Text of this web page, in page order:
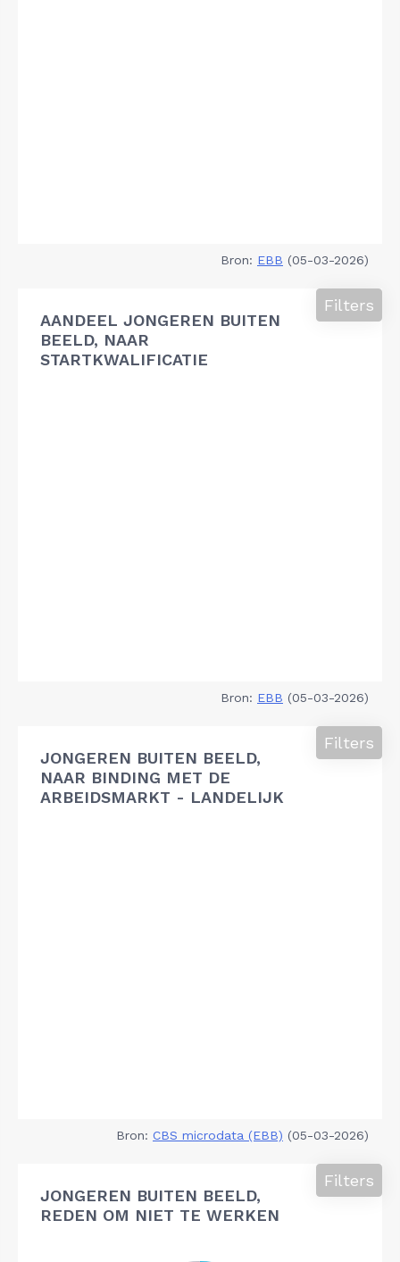
Bron: EBB (05-03-2026)
AANDEEL JONGEREN BUITEN
BEELD, NAAR
STARTKWALIFICATIE
Filters
Bron: EBB (05-03-2026)
JONGEREN BUITEN BEELD,
NAAR BINDING MET DE
ARBEIDSMARKT - LANDELIJK
Filters
Bron: CBS microdata (EBB) (05-03-2026)
JONGEREN BUITEN BEELD,
REDEN OM NIET TE WERKEN
Filters